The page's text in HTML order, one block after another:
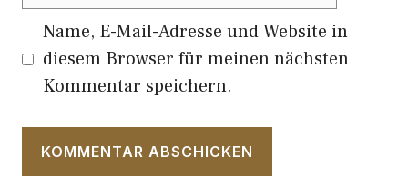
Name, E-Mail-Adresse und Website in
diesem Browser für meinen nächsten
Kommentar speichern.